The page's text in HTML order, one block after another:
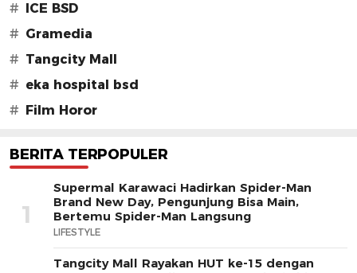
#
ICE BSD
# Gramedia
# Tangcity Mall
# eka hospital bsd
#
Film Horor
BERITA TERPOPULER
1
Supermal Karawaci Hadirkan Spider-Man
Brand New Day, Pengunjung Bisa Main,
Bertemu Spider-Man Langsung
LIFESTYLE
Tangcity Mall Rayakan HUT ke-15 dengan